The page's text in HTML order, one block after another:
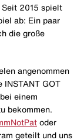
2015 spielt
ab: Ein paar
die große
angenommen
INSTANT GOT
einem
bekommen.
oder
geteilt und uns